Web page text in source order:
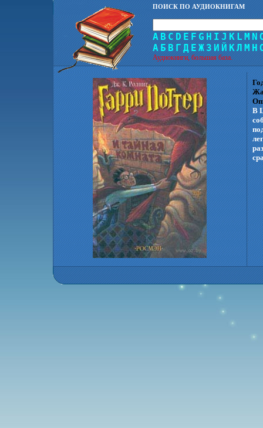
ПОИСК ПО АУДИОКНИГАМ
A B C D E F G H I J K L M N
А Б В Г Д Е Ж З И Й КЛ М Н
Аудиокниги, большая база.
В